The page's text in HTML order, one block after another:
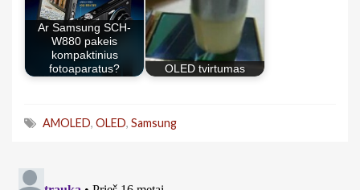
Ar Samsung SCH-
W880 pakeis
kompaktinius
fotoaparatus?
OLED tvirtumas
AMOLED, OLED, Samsung